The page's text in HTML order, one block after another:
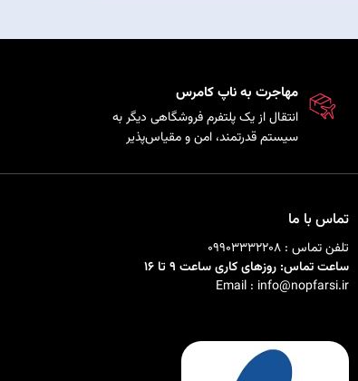
مهاجرت به ناپ کامرس
انتقال از یک پلتفرم فروشگاهی دیگر به
سیستم قدرتمند، امن و مقیاس‌پذیر
محصولات، مشتریان و سفارش‌ها.
تماس با ما
تلفن تماس : 09903332208
ساعت تماس: روزهای کاری ساعت 9 تا 16
Email : info@nopfarsi.ir